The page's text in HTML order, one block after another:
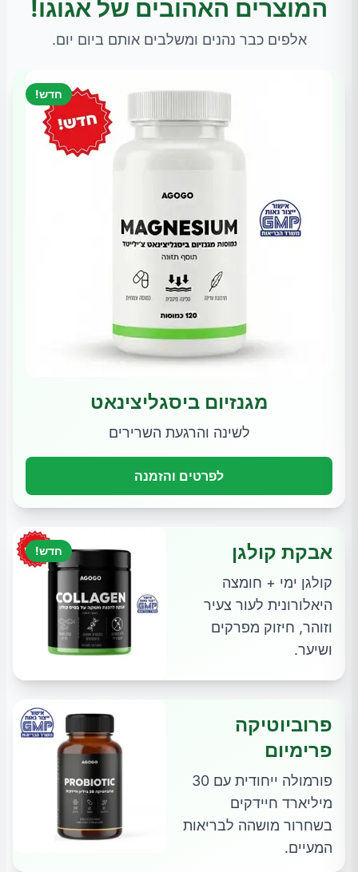
המוצרים האהובים של אגוגו!
אלפים כבר נהנים ומשלבים אותם ביום יום.
חדש!
מגנזיום ביסגליצינאט
לשינה והרגעת השרירים
לפרטים והזמנה
חדש! אבקת קולגן
קולגן ימי + חומצה
היאלורונית לעור צעיר
וזוהר, חיזוק מפרקים
ושיער.
פרוביוטיקה
פרימיום
פורמולה ייחודית עם 30
מיליארד חיידקים
בשחרור מושהה לבריאות
המעיים.